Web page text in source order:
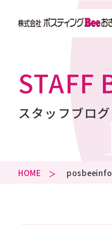
STAFF
スタッフブログ
HOME posbeeinfo